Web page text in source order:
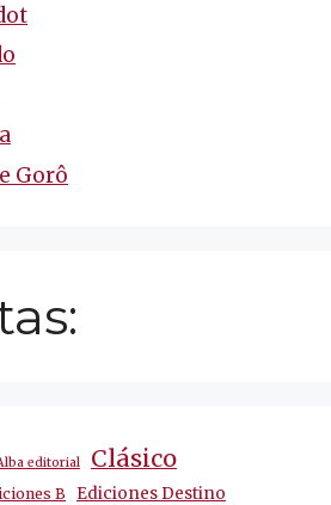
Gorô
editorial Clásico
B Ediciones Destino